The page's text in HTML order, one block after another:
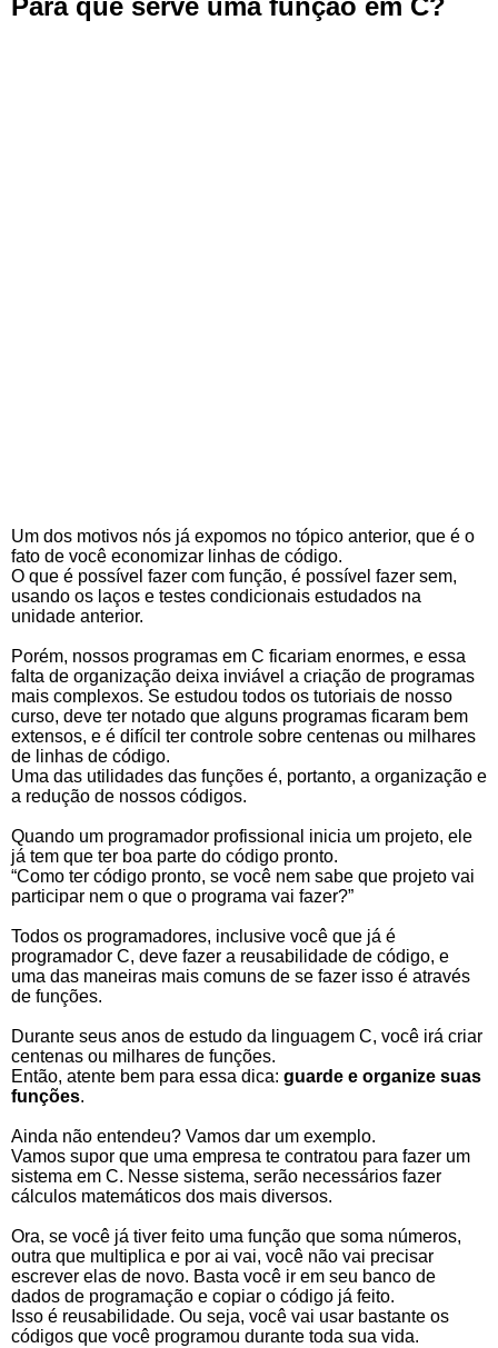
Um dos motivos nós já expomos no tópico anterior, que é o
fato de você economizar linhas de código.
O que é possível fazer com função, é possível fazer sem,
usando os laços e testes condicionais estudados na
unidade anterior.
Porém, nossos programas em C ficariam enormes, e essa
falta de organização deixa inviável a criação de programas
mais complexos. Se estudou todos os tutoriais de nosso
curso, deve ter notado que alguns programas ficaram bem
extensos, e é difícil ter controle sobre centenas ou milhares
de linhas de código.
Uma das utilidades das funções é, portanto, a organização e
a redução de nossos códigos.
Quando um programador profissional inicia um projeto, ele
já tem que ter boa parte do código pronto.
“Como ter código pronto, se você nem sabe que projeto vai
participar nem o que o programa vai fazer?”
Todos os programadores, inclusive você que já é
programador C, deve fazer a reusabilidade de código, e
uma das maneiras mais comuns de se fazer isso é através
de funções.
Durante seus anos de estudo da linguagem C, você irá criar
centenas ou milhares de funções.
Então, atente bem para essa dica: guarde e organize suas
funções.
Ainda não entendeu? Vamos dar um exemplo.
Vamos supor que uma empresa te contratou para fazer um
sistema em C. Nesse sistema, serão necessários fazer
cálculos matemáticos dos mais diversos.
Ora, se você já tiver feito uma função que soma números,
outra que multiplica e por ai vai, você não vai precisar
escrever elas de novo. Basta você ir em seu banco de
dados de programação e copiar o código já feito.
Isso é reusabilidade. Ou seja, você vai usar bastante os
códigos que você programou durante toda sua vida.